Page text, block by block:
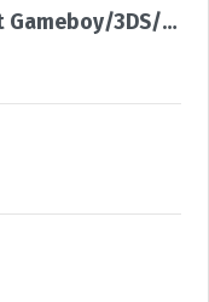
11 Nintendo games lot Gameboy/3DS/Advance